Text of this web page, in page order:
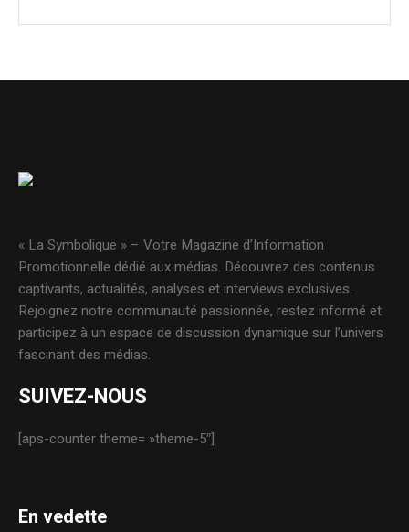
« La Symbolique » – Votre Magazine d’Information
Promotionnelle dédié aux médias. Découvrez des contenus
captivants, actualités, analyses et interviews exclusives.
Rejoignez notre communauté passionnée, restez informé et
participez à un espace de discussion dynamique sur l’univers
fascinant des médias.
SUIVEZ-NOUS
[aps-counter theme= »theme-5″]
En vedette